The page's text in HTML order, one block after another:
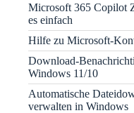
Microsoft 365 Copilot
es einfach
Hilfe zu Microsoft-
Download-
Windows 11/10
Automatische
verwalten in Windows